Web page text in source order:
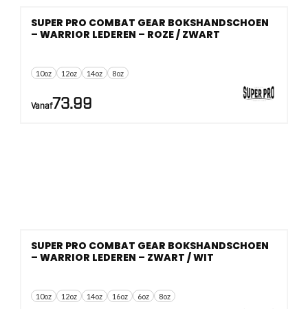
10oz 12oz 14oz 8oz
SUPER PRO COMBAT GEAR BOKSHANDSCHOEN
– WARRIOR LEDEREN – ROZE / ZWART
Vanaf73.99
10oz 12oz 14oz 16oz 6oz 8oz
SUPER PRO COMBAT GEAR BOKSHANDSCHOEN
– WARRIOR LEDEREN – ZWART / WIT